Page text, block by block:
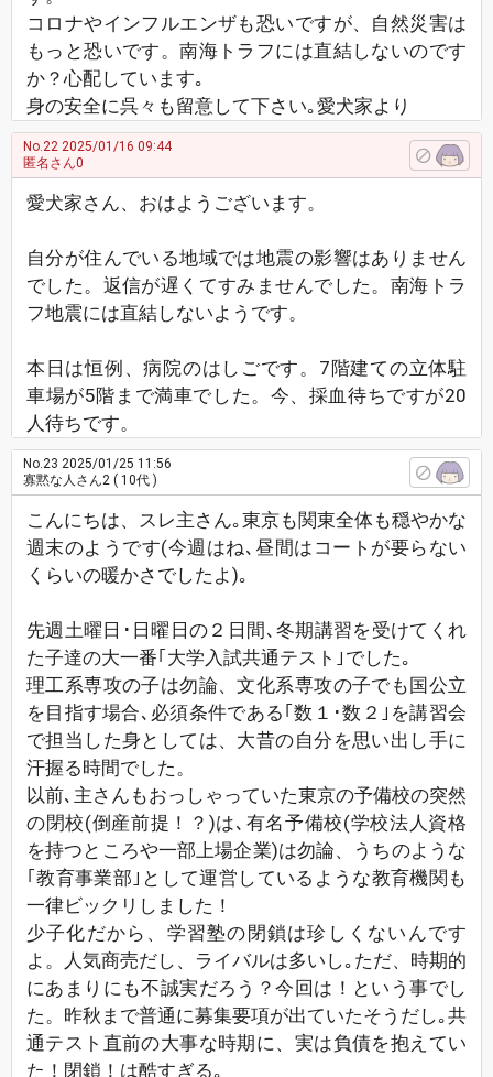
コロナやインフルエンザも恐いですが、自然災害は
もっと恐いです。南海トラフには直結しないのです
か？心配しています｡
身の安全に呉々も留意して下さい｡愛犬家より
No.22 2025/01/16 09:44
匿名さん0
愛犬家さん、おはようございます。
自分が住んでいる地域では地震の影響はありません
でした。返信が遅くてすみませんでした。南海トラ
フ地震には直結しないようです。
本日は恒例、病院のはしごです。7階建ての立体駐
車場が5階まで満車でした。今、採血待ちですが20
人待ちです。
No.23 2025/01/25 11:56
寡黙な人さん2 ( 10代 )
こんにちは、スレ主さん｡東京も関東全体も穏やかな
週末のようです(今週はね､昼間はコートが要らない
くらいの暖かさでしたよ)｡
先週土曜日･日曜日の２日間､冬期講習を受けてくれ
た子達の大一番｢大学入試共通テスト｣でした｡
理工系専攻の子は勿論、文化系専攻の子でも国公立
を目指す場合､必須条件である｢数１･数２｣を講習会
で担当した身としては、大昔の自分を思い出し手に
汗握る時間でした。
以前､主さんもおっしゃっていた東京の予備校の突然
の閉校(倒産前提！？)は､有名予備校(学校法人資格
を持つところや一部上場企業)は勿論、うちのような
｢教育事業部｣として運営しているような教育機関も
一律ビックリしました！
少子化だから、学習塾の閉鎖は珍しくないんです
よ。人気商売だし、ライバルは多いし｡ただ、時期的
にあまりにも不誠実だろう？今回は！という事でし
た。昨秋まで普通に募集要項が出ていたそうだし｡共
通テスト直前の大事な時期に、実は負債を抱えてい
た！閉鎖！は酷すぎる｡